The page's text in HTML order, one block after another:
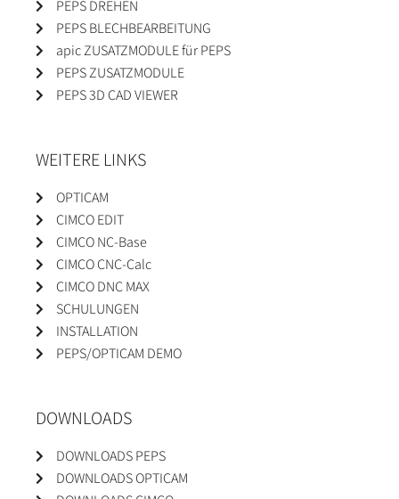
PEPS DREHEN
PEPS BLECHBEARBEITUNG
apic ZUSATZMODULE für PEPS
PEPS ZUSATZMODULE
PEPS 3D CAD VIEWER
WEITERE LINKS
OPTICAM
CIMCO EDIT
CIMCO NC-Base
CIMCO CNC-Calc
CIMCO DNC MAX
SCHULUNGEN
INSTALLATION
PEPS/OPTICAM DEMO
DOWNLOADS
DOWNLOADS PEPS
DOWNLOADS OPTICAM